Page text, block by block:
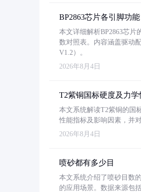
BP2863芯片各引脚功能
本文详细解析BP2863芯
数对照表。内容涵盖驱动
V1.2）。
2026年8月4日
T2紫铜国标硬度及力
本文系统解读T2紫铜的国
性能指标及影响因素，并
2026年8月4日
喷砂都有多少目
本文系统介绍了喷砂目数
的应用场景。数据来源包